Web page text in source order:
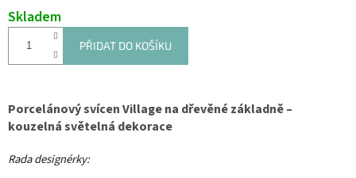
Skladem
PŘIDAT DO KOŠÍKU
Porcelánový svícen Village na dřevěné základně –
kouzelná světelná dekorace
Rada designérky: